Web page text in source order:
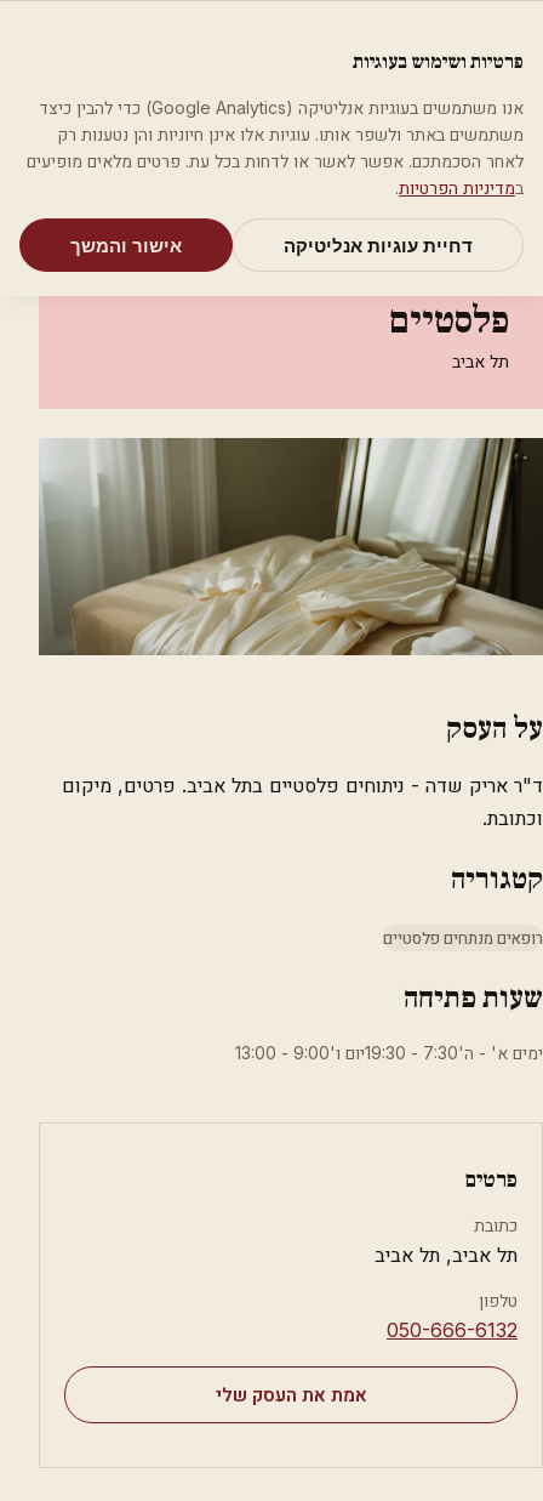
מאמריםקטגוריותחיפושאודות
בית קטגוריות
רופאים מנתחים פלסטיים
ד"ר אריק שדה - ניתוחים פלסטיים
ד"ר אריק שדה - ניתוחים
פלסטיים
תל אביב
על העסק
ד"ר אריק שדה - ניתוחים פלסטיים בתל אביב. פרטים, מיקום
וכתובת.
קטגוריה
רופאים מנתחים פלסטיים
שעות פתיחה
ימים א' - ה'7:30 - 19:30יום ו'9:00 - 13:00
פרטים
כתובת
תל אביב, תל אביב
טלפון
⁦050-666-6132⁩
אמת את העסק שלי
פרטיות ושימוש בעוגיות
אנו משתמשים בעוגיות אנליטיקה (Google Analytics) כדי להבין כיצד
משתמשים באתר ולשפר אותו. עוגיות אלו אינן חיוניות והן נטענות רק
לאחר הסכמתכם. אפשר לאשר או לדחות בכל עת. פרטים מלאים מופיעים
במדיניות הפרטיות.
דחיית עוגיות אנליטיקה אישור והמשך